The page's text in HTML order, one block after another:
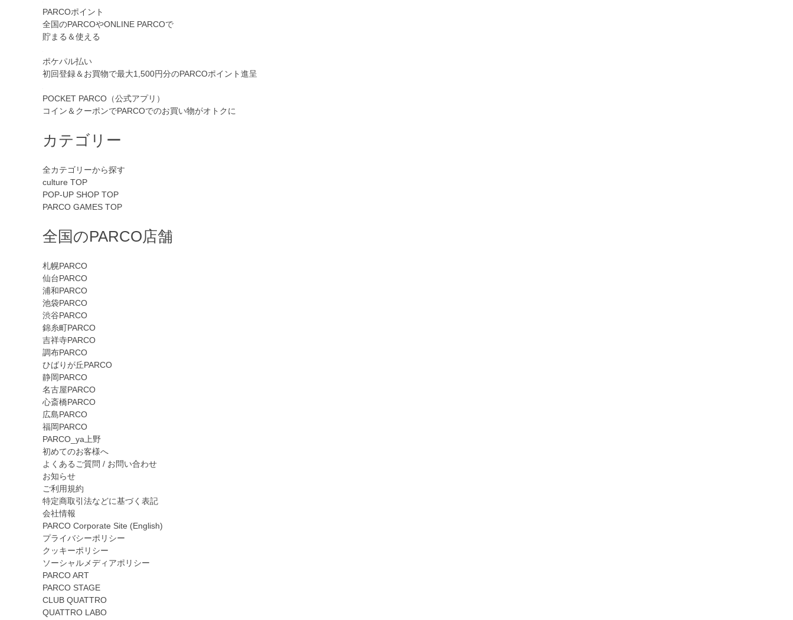
PARCOポイント
全国のPARCOやONLINE PARCOで
貯まる＆使える
ポケパル払い
初回登録＆お買物で最大1,500円分のPARCOポイント進呈
POCKET PARCO（公式アプリ）
コイン＆クーポンでPARCOでのお買い物がオトクに
カテゴリー
全カテゴリーから探す
culture TOP
POP-UP SHOP TOP
PARCO GAMES TOP
全国のPARCO店舗
札幌PARCO
仙台PARCO
浦和PARCO
池袋PARCO
渋谷PARCO
錦糸町PARCO
吉祥寺PARCO
調布PARCO
ひばりが丘PARCO
静岡PARCO
名古屋PARCO
心斎橋PARCO
広島PARCO
福岡PARCO
PARCO_ya上野
初めてのお客様へ
よくあるご質問 / お問い合わせ
お知らせ
ご利用規約
特定商取引法などに基づく表記
会社情報
PARCO Corporate Site (English)
プライバシーポリシー
クッキーポリシー
ソーシャルメディアポリシー
PARCO ART
PARCO STAGE
CLUB QUATTRO
QUATTRO LABO